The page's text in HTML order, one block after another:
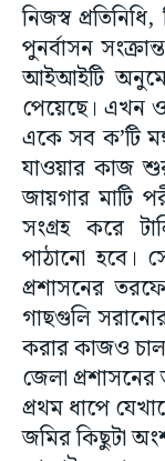
নিজস্ব
পুনর্বাসন
আইআইটি
পেয়েছে। এখন
একে সব ক’টি
যাওয়ার কাজ
জায়গার মাটি
সংগ্রহ করে
পাঠানো হবে।
প্রশাসনের
গাছগুলি
করার কাজও
জেলা প্রশাসনের
প্রথম ধাপে
জমির কিছুটা